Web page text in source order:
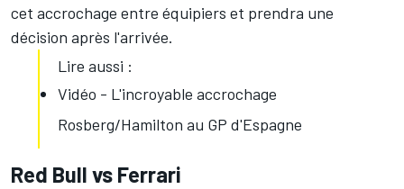
cet accrochage entre équipiers et prendra une
décision après l'arrivée.
Lire aussi :
Vidéo - L'incroyable accrochage
Rosberg/Hamilton au GP d'Espagne
Red Bull vs Ferrari